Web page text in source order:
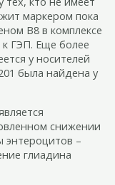
маркером пока
В8 в комплексе
ГЭП. Еще более
у носителей
была найдена у
снижении
–
глиадина